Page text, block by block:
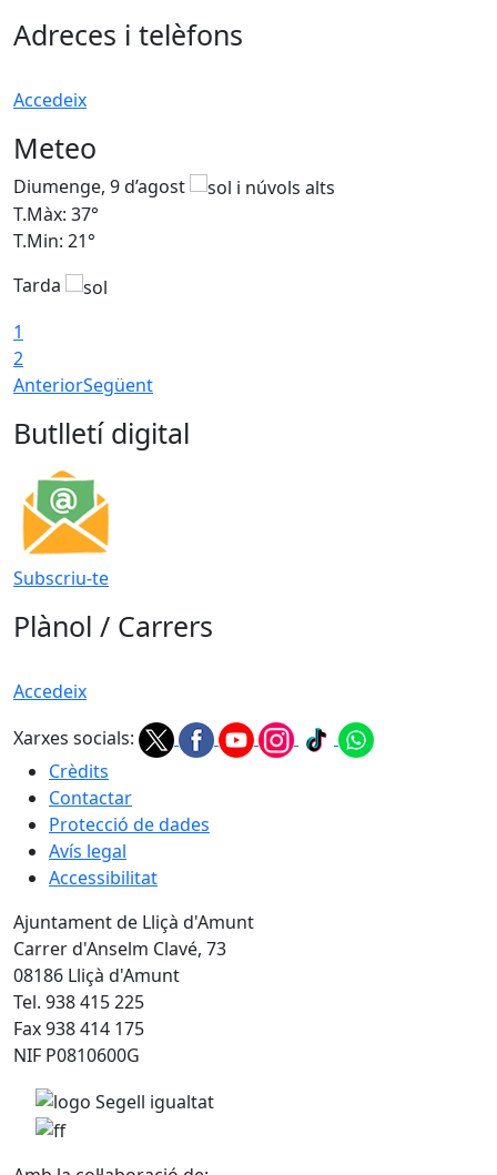
Adreces i telèfons
Accedeix
Meteo
Diumenge, 9 d’agost
T.Màx: 37°
T.Min: 21°
Tarda
1
2
AnteriorSegüent
Butlletí digital
Subscriu-te
Plànol / Carrers
Accedeix
Xarxes socials:
Crèdits
Contactar
Protecció de dades
Avís legal
Accessibilitat
Ajuntament de Lliçà d'Amunt
Carrer d'Anselm Clavé, 73
08186 Lliçà d'Amunt
Tel. 938 415 225
Fax 938 414 175
NIF P0810600G